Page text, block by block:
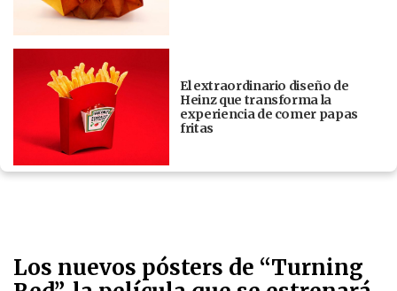
El extraordinario diseño de
Heinz que transforma la
experiencia de comer papas
fritas
Los nuevos pósters de “Turning